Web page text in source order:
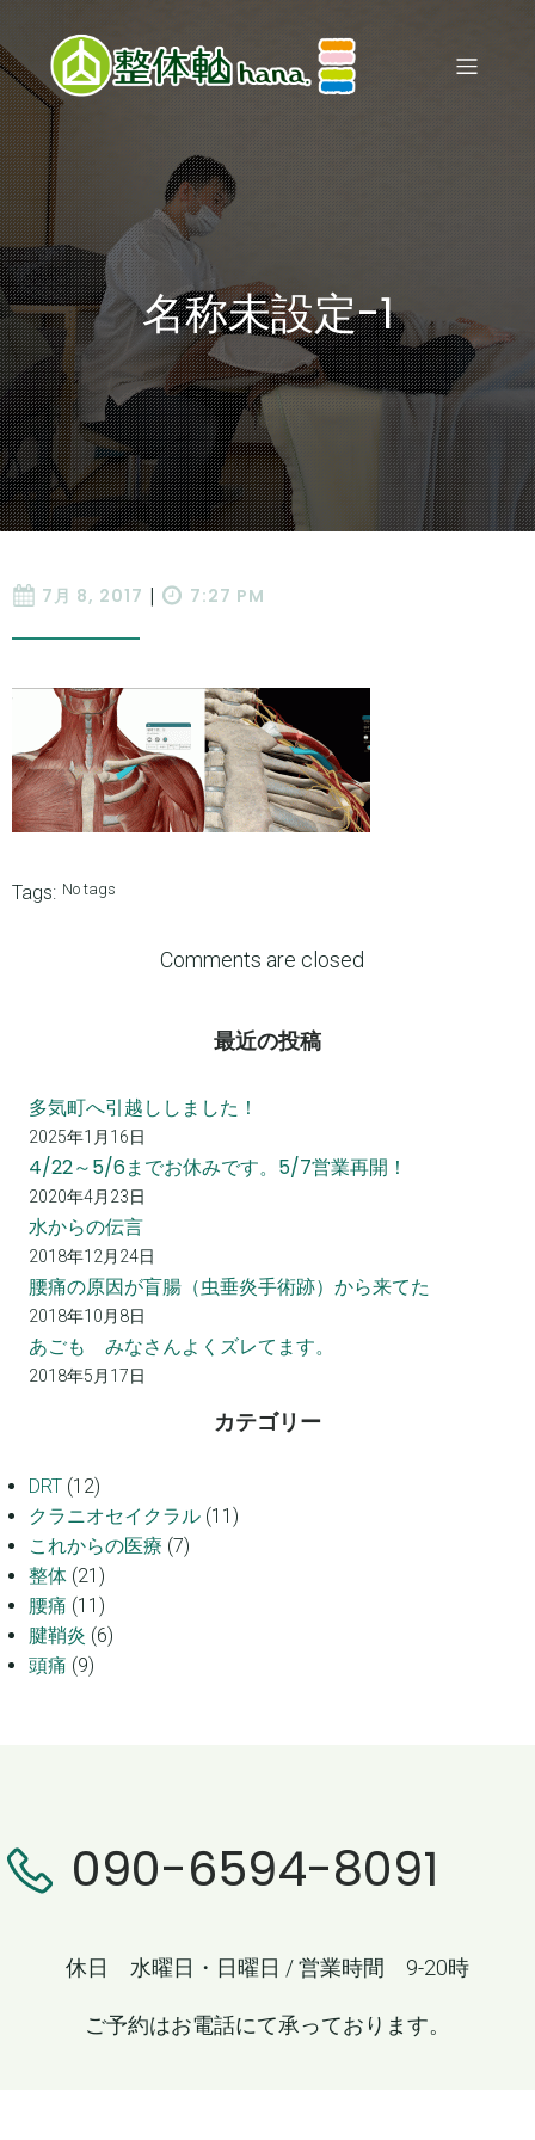
名称未設定-1
7月 8, 2017 | 7:27 PM
Tags: No tags
Comments are closed
最近の投稿
多気町へ引越ししました！
2025年1月16日
4/22～5/6までお休みです。5/7営業再開！
2020年4月23日
水からの伝言
2018年12月24日
腰痛の原因が盲腸（虫垂炎手術跡）から来てた
2018年10月8日
あごも みなさんよくズレてます。
2018年5月17日
カテゴリー
DRT (12)
クラニオセイクラル (11)
これからの医療 (7)
整体 (21)
腰痛 (11)
腱鞘炎 (6)
頭痛 (9)
090-6594-8091
休日 水曜日・日曜日 / 営業時間 9-20時
ご予約はお電話にて承っております。